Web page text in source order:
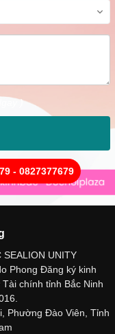
)
- 0827377679
SEALION UNITY
Phong Đăng ký kinh
chính tỉnh Bắc Ninh
Phường Đào Viên, Tỉnh